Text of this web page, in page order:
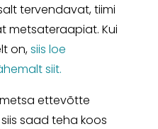
tervendavat, tiimi
metsateraapiat. Kui
on,siis loe
siit.
ettevõtte
saad teha koos